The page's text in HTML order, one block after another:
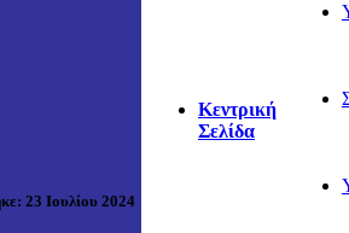
Κεντρική
Σελίδα
: 23 Ιουλίου 2024